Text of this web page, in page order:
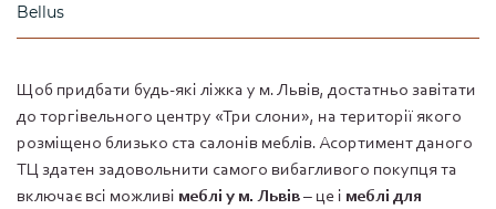
Bellus
Щоб придбати будь-які ліжка у м. Львів, достатньо завітати
до торгівельного центру «Три слони», на території якого
розміщено близько ста салонів меблів. Асортимент даного
ТЦ здатен задовольнити самого вибагливого покупця та
включає всі можливі меблі у м. Львів– це і меблі для